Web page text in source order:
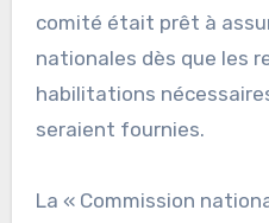
comité était prêt à
nationales dès que les
habilitations
seraient fournies.
La « Commission